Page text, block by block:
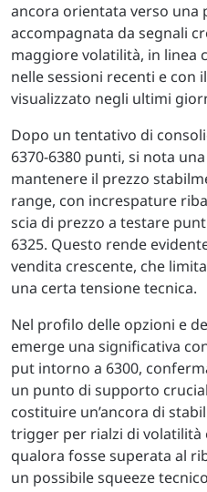
ancora orientata verso una
accompagnata da segnali
maggiore volatilità, in linea
nelle sessioni recenti e con
visualizzato negli ultimi
Dopo un tentativo di
6370-6380 punti, si nota
mantenere il prezzo
range, con increspature
scia di prezzo a testare
6325. Questo rende
vendita crescente, che
una certa tensione tecnica.
Nel profilo delle opzioni e
emerge una significativa
put intorno a 6300,
un punto di supporto
costituire un’ancora di
trigger per rialzi di volatilità
qualora fosse superata al
un possibile squeeze